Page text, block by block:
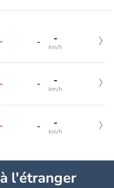
- - -
km/h
- - -
km/h
- - -
km/h
l'étranger